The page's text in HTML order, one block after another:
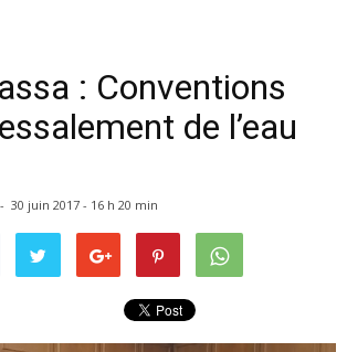
: Conventions
de l’eau
- 30 juin 2017 - 16 h 20 min